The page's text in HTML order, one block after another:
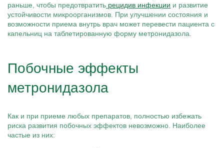
раньше, чтобы предотвратить рецидив инфекции и развитие
устойчивости микроорганизмов. При улучшении состояния и
возможности приема внутрь врач может перевести пациента с
капельниц на таблетированную форму метронидазола.
Побочные эффекты
метронидазола
Как и при приеме любых препаратов, полностью избежать
риска развития побочных эффектов невозможно. Наиболее
частые из них: